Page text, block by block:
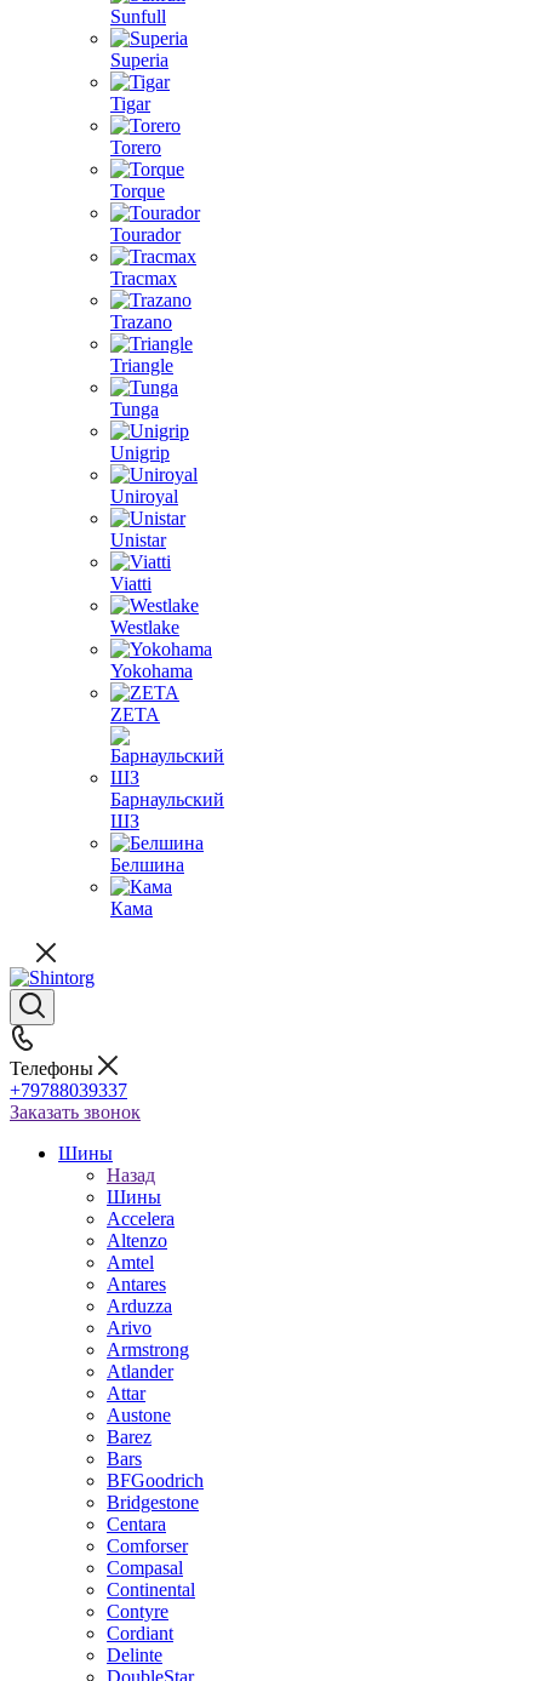
Sunfull
Superia
Tigar
Torero
Torque
Tourador
Tracmax
Trazano
Triangle
Tunga
Unigrip
Uniroyal
Unistar
Viatti
Westlake
Yokohama
ZETA
Барнаульский
ШЗ
Белшина
Кама
Телефоны
+79788039337
Заказать звонок
Шины
Назад
Шины
Accelera
Altenzo
Amtel
Antares
Arduzza
Arivo
Armstrong
Atlander
Attar
Austone
Barez
Bars
BFGoodrich
Bridgestone
Centara
Comforser
Compasal
Continental
Contyre
Cordiant
Delinte
DoubleStar